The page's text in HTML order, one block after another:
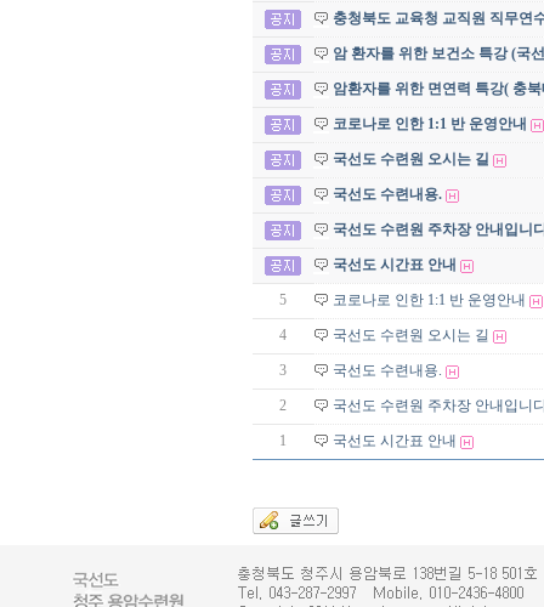
충청북도 교육청 교직원 직무연
암 환자를 위한 보건소 특강 (국
암환자를 위한 면연력 특강( 충
코로나로 인한 1:1 반 운영안내
국선도 수련원 오시는 길
국선도 수련내용.
국선도 수련원 주차장 안내입니
국선도 시간표 안내
5 코로나로 인한 1:1 반 운영안내
4 국선도 수련원 오시는 길
3 국선도 수련내용.
2 국선도 수련원 주차장 안내입니
1 국선도 시간표 안내